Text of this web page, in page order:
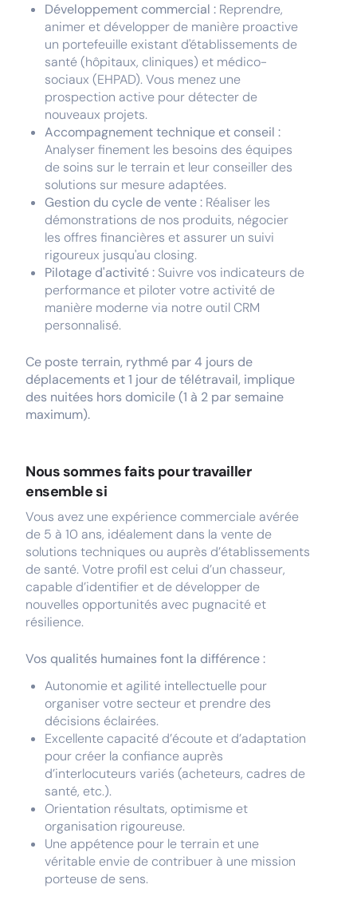
Développement commercial : Reprendre,
animer et développer de manière proactive
un portefeuille existant d'établissements de
santé (hôpitaux, cliniques) et médico-
sociaux (EHPAD). Vous menez une
prospection active pour détecter de
nouveaux projets.
Accompagnement technique et conseil :
Analyser finement les besoins des équipes
de soins sur le terrain et leur conseiller des
solutions sur mesure adaptées.
Gestion du cycle de vente : Réaliser les
démonstrations de nos produits, négocier
les offres financières et assurer un suivi
rigoureux jusqu'au closing.
Pilotage d'activité : Suivre vos indicateurs de
performance et piloter votre activité de
manière moderne via notre outil CRM
personnalisé.
Ce poste terrain, rythmé par 4 jours de
déplacements et 1 jour de télétravail, implique
des nuitées hors domicile (1 à 2 par semaine
maximum).
Nous sommes faits pour travailler
ensemble si
Vous avez une expérience commerciale avérée
de 5 à 10 ans, idéalement dans la vente de
solutions techniques ou auprès d’établissements
de santé. Votre profil est celui d’un chasseur,
capable d’identifier et de développer de
nouvelles opportunités avec pugnacité et
résilience.
Vos qualités humaines font la différence :
Autonomie et agilité intellectuelle pour
organiser votre secteur et prendre des
décisions éclairées.
Excellente capacité d’écoute et d’adaptation
pour créer la confiance auprès
d’interlocuteurs variés (acheteurs, cadres de
santé, etc.).
Orientation résultats, optimisme et
organisation rigoureuse.
Une appétence pour le terrain et une
véritable envie de contribuer à une mission
porteuse de sens.